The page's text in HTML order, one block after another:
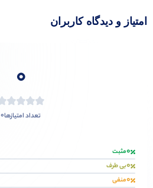
امتیاز و دیدگاه کاربران
0
تعداد امتیازها0
0مثبت
0بی طرف
0منفی